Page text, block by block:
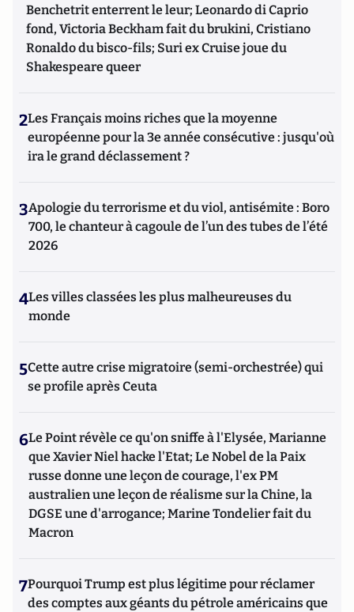
Benchetrit enterrent le leur; Leonardo di Caprio
fond, Victoria Beckham fait du brukini, Cristiano
Ronaldo du bisco-fils; Suri ex Cruise joue du
Shakespeare queer
2Les Français moins riches que la moyenne
européenne pour la 3e année consécutive : jusqu'où
ira le grand déclassement ?
3Apologie du terrorisme et du viol, antisémite : Boro
700, le chanteur à cagoule de l’un des tubes de l’été
2026
4Les villes classées les plus malheureuses du
monde
5Cette autre crise migratoire (semi-orchestrée) qui
se profile après Ceuta
6Le Point révèle ce qu'on sniffe à l'Elysée, Marianne
que Xavier Niel hacke l'Etat; Le Nobel de la Paix
russe donne une leçon de courage, l'ex PM
australien une leçon de réalisme sur la Chine, la
DGSE une d'arrogance; Marine Tondelier fait du
Macron
7Pourquoi Trump est plus légitime pour réclamer
des comptes aux géants du pétrole américains que